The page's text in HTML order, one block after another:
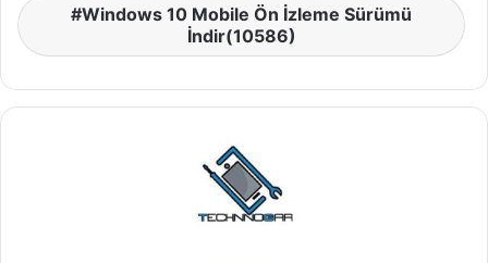
Windows 10 Mobile Ön İzleme Sürümü
İndir(10586)